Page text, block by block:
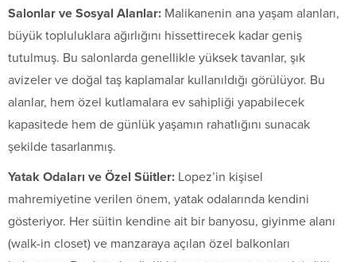
Salonlar ve Sosyal Alanlar: Malikanenin ana yaşam alanları,
büyük topluluklara ağırlığını hissettirecek kadar geniş
tutulmuş. Bu salonlarda genellikle yüksek tavanlar, şık
avizeler ve doğal taş kaplamalar kullanıldığı görülüyor. Bu
alanlar, hem özel kutlamalara ev sahipliği yapabilecek
kapasitede hem de günlük yaşamın rahatlığını sunacak
şekilde tasarlanmış.
Yatak Odaları ve Özel Süitler: Lopez’in kişisel
mahremiyetine verilen önem, yatak odalarında kendini
gösteriyor. Her süitin kendine ait bir banyosu, giyinme alanı
(walk-in closet) ve manzaraya açılan özel balkonları